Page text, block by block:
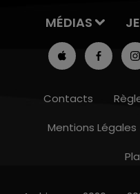
MÉDIAS
Contacts
Mentions Légales